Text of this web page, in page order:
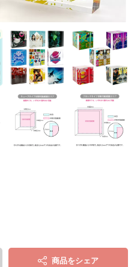
商品をシェア